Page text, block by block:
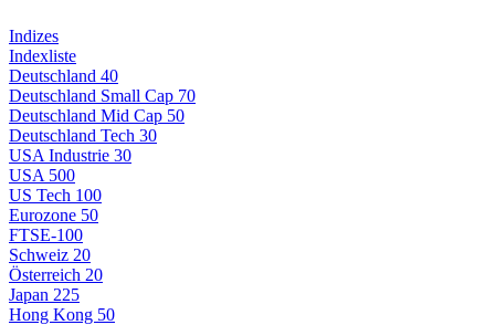
Indizes
Indexliste
Deutschland 40
Deutschland Small Cap 70
Deutschland Mid Cap 50
Deutschland Tech 30
USA Industrie 30
USA 500
US Tech 100
Eurozone 50
FTSE-100
Schweiz 20
Österreich 20
Japan 225
Hong Kong 50